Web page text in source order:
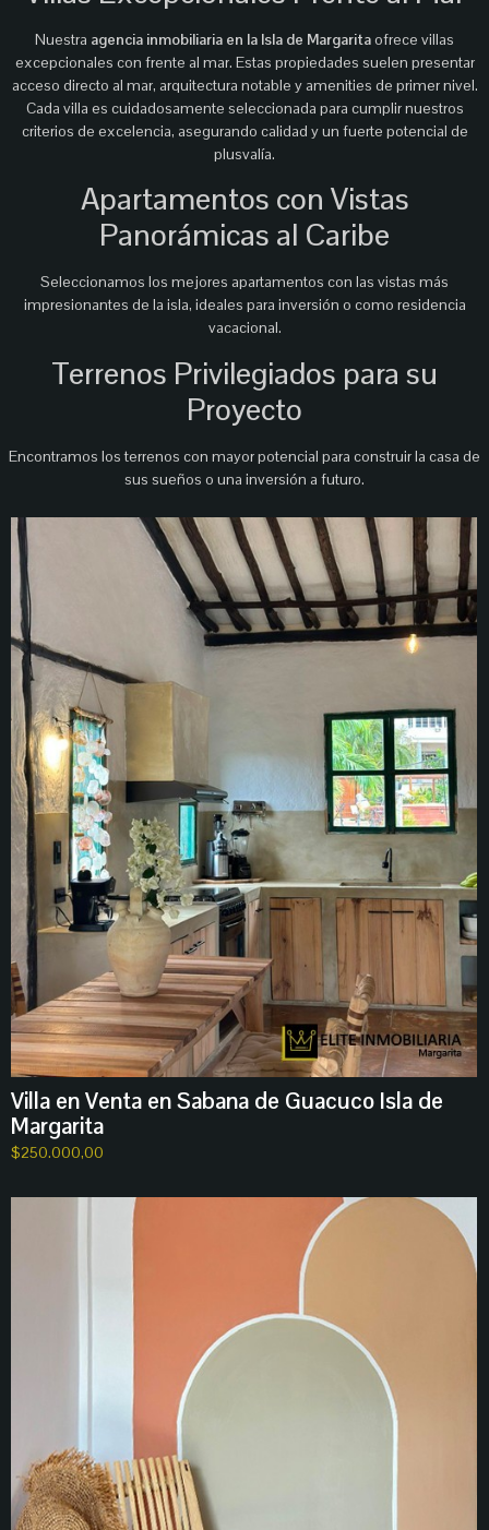
Nuestra agencia inmobiliaria en la Isla de Margaritaofrece villas
excepcionales con frente al mar. Estas propiedades suelen presentar
acceso directo al mar, arquitectura notable y amenities de primer nivel.
Cada villa es cuidadosamente seleccionada para cumplir nuestros
criterios de excelencia, asegurando calidad y un fuerte potencial de
plusvalía.
Apartamentos con Vistas
Panorámicas al Caribe
Seleccionamos los mejores apartamentos con las vistas más
impresionantes de la isla, ideales para inversión o como residencia
vacacional.
Terrenos Privilegiados para su
Proyecto
Encontramos los terrenos con mayor potencial para construir la casa de
sus sueños o una inversión a futuro.
Villa en Venta en Sabana de Guacuco Isla de
Margarita
$250.000,00